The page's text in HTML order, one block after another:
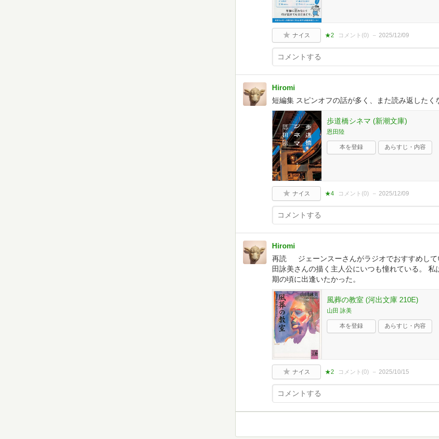
ナイス ★2 コメント(0) 2025/12/09
Hiromi
短編集 スピンオフの話が多く、また読み返したく
歩道橋シネマ (新潮文庫)
恩田陸
本を登録 あらすじ・内容
ナイス ★4 コメント(0) 2025/12/09
Hiromi
再読 ジェーンスーさんがラジオでおすすめして
田詠美さんの描く主人公にいつも憧れている。
期の頃に出逢いたかった。
風葬の教室 (河出文庫 210E)
山田 詠美
本を登録 あらすじ・内容
ナイス ★2 コメント(0) 2025/10/15